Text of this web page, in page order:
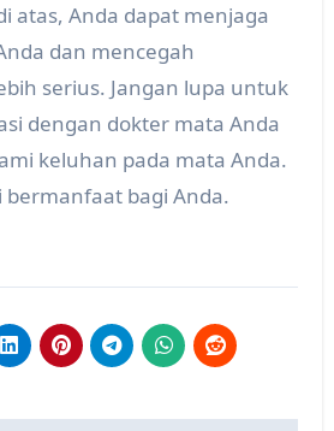
atas, Anda dapat menjaga
dan mencegah
serius. Jangan lupa untuk
dengan dokter mata Anda
keluhan pada mata Anda.
bermanfaat bagi Anda.